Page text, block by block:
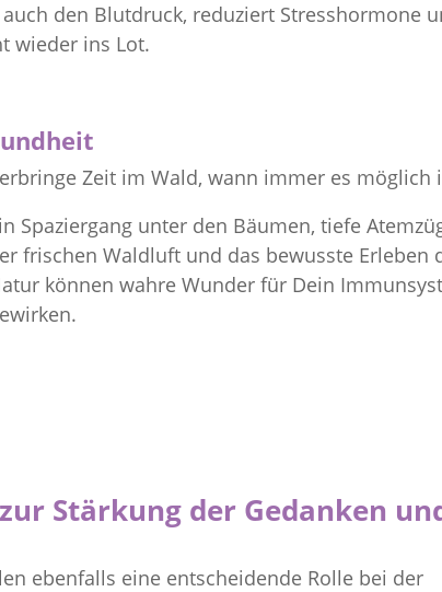
den Blutdruck, reduziert Stresshormone
wieder ins Lot.
Zeit im Wald, wann immer es möglich
Spaziergang unter den Bäumen, tiefe
frischen Waldluft und das bewusste Erleben
können wahre Wunder für Dein
Stärkung der Gedanken
ebenfalls eine entscheidende Rolle bei der